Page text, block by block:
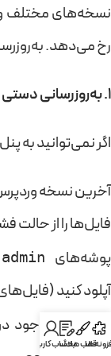
نسخه‌های مختلف
رخ می‌دهد.
1. به‌روزرسانی دستی هسته وردپرس
اگر نمی‌توانید به
آخرین نسخه وردپرس
فایل‌ها را از حالت
پوشه‌های
آپلود کنید
فایل‌های موجود
ها
قالب هابلاگ
حساب کاربری